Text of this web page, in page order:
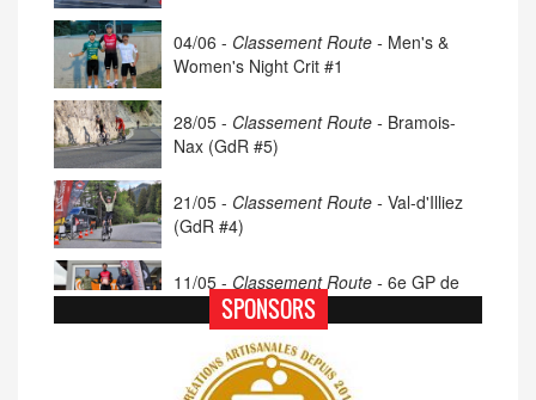
04/06 - Classement Route - Men's &
Women's Night Crit #1
28/05 - Classement Route - Bramois-
Nax (GdR #5)
21/05 - Classement Route - Val-d'Illiez
(GdR #4)
11/05 - Classement Route - 6e GP de
Porsel (TdC #4)
07/05 -Classement Route -
Pléiades (GdR #3)
SPONSORS